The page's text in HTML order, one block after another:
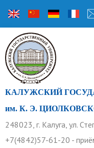
КАЛУЖСКИЙ
им. К. Э.
248023, г. Калуга, ул.
+7(4842)57-61-20 -